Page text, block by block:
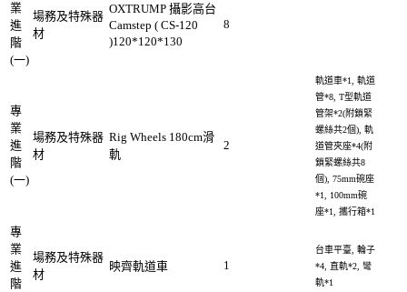
業
進
階
(一)
場務及特殊器
材
OXTRUMP 攝影高台
Camstep ( CS-120
)120*120*130
8
專
業
進
階
(一)
場務及特殊器
材
Rig Wheels 180cm滑
軌
2
軌道車*1, 軌道
管*8, T型軌道
管架*2(附鎖緊
螺絲共2個), 軌
道管夾座*4(附
鎖緊螺絲共8
個), 75mm碗座
*1, 100mm碗
座*1, 攜行箱*1
專
業
進
階
場務及特殊器
材
映齊軌道車 1
台車平臺, 輪子
*4, 直軌*2, 彎
軌*1